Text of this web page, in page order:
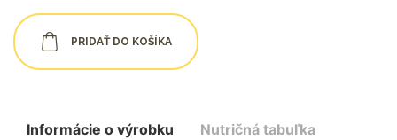
PRIDAŤ DO KOŠÍKA
Informácie o výrobku Nutričná tabuľka